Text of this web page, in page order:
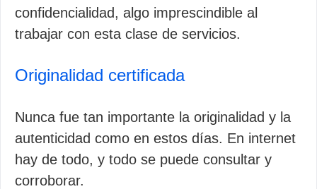
confidencialidad, algo imprescindible al
trabajar con esta clase de servicios.
Originalidad certificada
Nunca fue tan importante la originalidad y la
autenticidad como en estos días. En internet
hay de todo, y todo se puede consultar y
corroborar.